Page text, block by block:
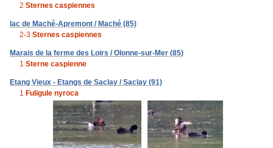
2 Sternes caspiennes
lac de Maché-Apremont / Maché (85)
2-3 Sternes caspiennes
Marais de la ferme des Loirs / Olonne-sur-Mer (85)
1 Sterne caspienne
Etang Vieux - Etangs de Saclay / Saclay (91)
1 Fuligule nyroca